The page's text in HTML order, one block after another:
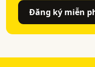
Đăng ký miễn